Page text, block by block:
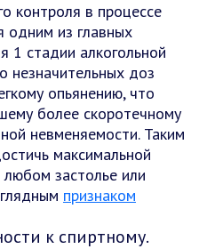
контроля в процессе
одним из главных
1 стадии алкогольной
незначительных доз
опьянению, что
более скоротечному
невменяемости. Таким
максимальной
любом застолье или
признаком
к спиртному.